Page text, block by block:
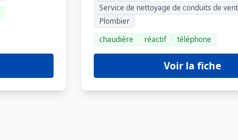
Service de nettoyage de conduits de
Plombier
chaudière
réactif téléphone
Voir la fiche